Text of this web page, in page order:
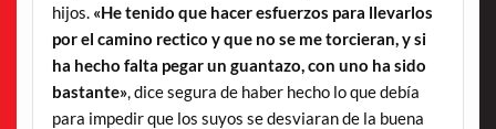
hijos. «He tenido que hacer esfuerzos para llevarlos
por el camino rectico y que no se me torcieran, y si
ha hecho falta pegar un guantazo, con uno ha sido
bastante», dice segura de haber hecho lo que debía
para impedir que los suyos se desviaran de la buena